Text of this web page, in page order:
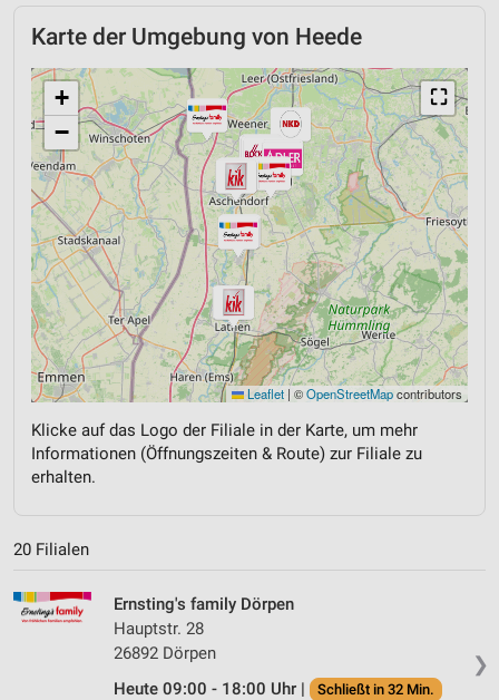
Karte der Umgebung von Heede
⛶
+
−
Leaflet | ©OpenStreetMapcontributors
Klicke auf das Logo der Filiale in der Karte, um mehr
Informationen (Öffnungszeiten & Route) zur Filiale zu
erhalten.
20 Filialen
❯
Ernsting's family Dörpen
Hauptstr. 28
26892 Dörpen
Heute 09:00 - 18:00 Uhr |
Schließt in 32 Min.